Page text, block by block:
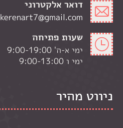
דואר אלקטרוני
kerenart7@gmail.com
שעות פתיחה
ימי א-ה' 9:00-19:00
ימי ו 9:00-13:00
ניווט מהיר